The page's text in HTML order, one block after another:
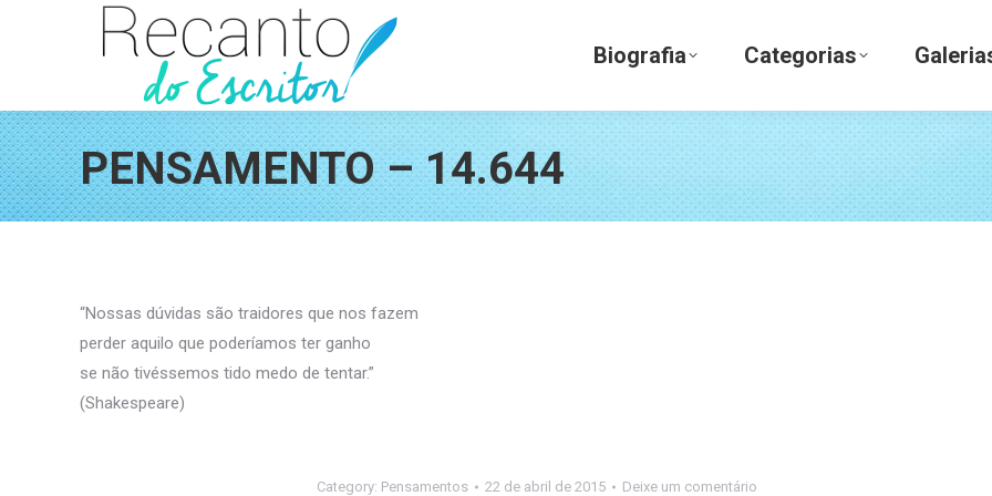
Biografia Categorias
PENSAMENTO – 14.644
“Nossas dúvidas são traidores que nos fazem
perder aquilo que poderíamos ter ganho
se não tivéssemos tido medo de tentar.”
(Shakespeare)
Category: Pensamentos 22 de abril de 2015 Deixe um comentário